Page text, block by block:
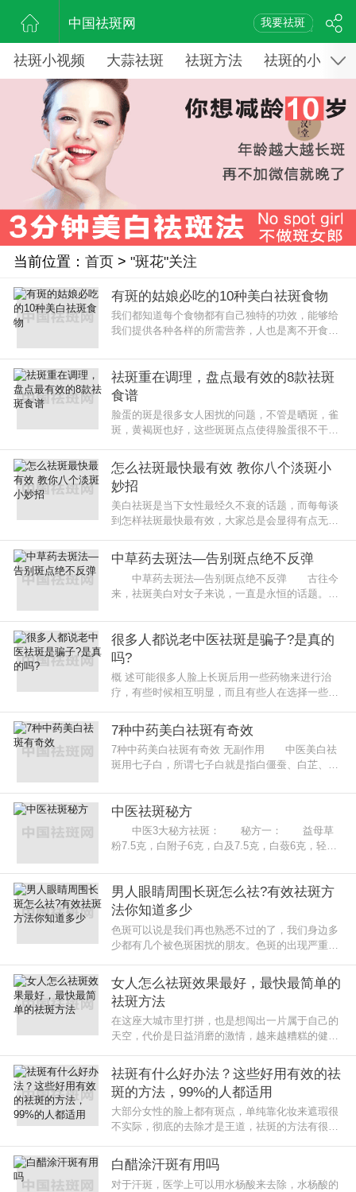
中国祛斑网 我要祛斑
祛斑小视频 大蒜祛斑 祛斑方法 祛斑的小窍门
当前位置： 首页> "斑花"关注
有斑的姑娘必吃的10种美白祛斑食物
我们都知道每个食物都有自己独特的功效，能够给
我们提供各种各样的所需营养，人也是离不开食物
作用。那么到底哪些食物能美白
祛斑重在调理，盘点最有效的8款祛斑
食谱
脸蛋的斑是很多女人困扰的问题，不管是晒斑，雀
斑，黄褐斑也好，这些斑斑点点使得脸蛋很不干
快速去掉烦人的斑点?祛斑，最重要
怎么祛斑最快最有效 教你八个淡斑小
妙招
美白祛斑是当下女性最经久不衰的话题，而每每谈
到怎样祛斑最快最有效，大家总是会显得有点无
竟怎样祛斑最快最有效呢?一块来
中草药去斑法—告别斑点绝不反弹
中草药去斑法—告别斑点绝不反弹 古往今
来，祛斑美白对女子来说，一直是永恒的话题。几
美容取之不尽的源泉，下面
很多人都说老中医祛斑是骗子?是真的
吗?
概 述可能很多人脸上长斑后用一些药物来进行治
疗，有些时候相互明显，而且有些人在选择一些化
的化妆品会让皮肤出现更加严重的
7种中药美白祛斑有奇效
7种中药美白祛斑有奇效 无副作用 中医美白祛
斑用七子白，所谓七子白就是指白僵蚕、白芷、白
子白”在各个
中医祛斑秘方
中医3大秘方祛斑： 秘方一： 益母草
粉7.5克，白附子6克，白及7.5克，白蔹6克，轻粉
各研极细末，混合均匀，装瓶备
男人眼睛周围长斑怎么祛?有效祛斑方
法你知道多少
色斑可以说是我们再也熟悉不过的了，我们身边多
少都有几个被色斑困扰的朋友。色斑的出现严重影
成不好的影响，特别是对男人的
女人怎么祛斑效果最好，最快最简单的
祛斑方法
在这座大城市里打拼，也是想闯出一片属于自己的
天空，代价是日益消磨的激情，越来越糟糕的健康
好的年纪，居然长出了各种暗斑
祛斑有什么好办法？这些好用有效的祛
斑的方法，99%的人都适用
大部分女性的脸上都有斑点，单纯靠化妆来遮瑕很
不实际，彻底的去除才是王道，祛斑的方法有很多
长期的坚持才能从内在去掉斑点
白醋涂汗斑有用吗
对于汗斑，医学上可以用水杨酸来去除，水杨酸的